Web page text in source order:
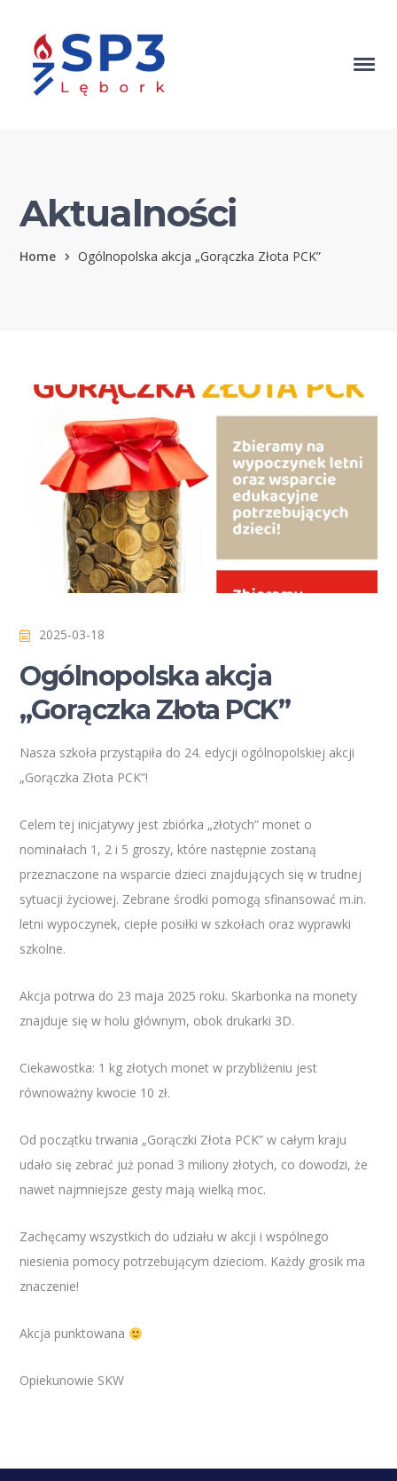
Aktualności
Home Ogólnopolska akcja „Gorączka Złota PCK”
2025-03-18
Ogólnopolska akcja
„Gorączka Złota PCK”
Nasza szkoła przystąpiła do 24. edycji ogólnopolskiej akcji
„Gorączka Złota PCK”!
Celem tej inicjatywy jest zbiórka „złotych” monet o
nominałach 1, 2 i 5 groszy, które następnie zostaną
przeznaczone na wsparcie dzieci znajdujących się w trudnej
sytuacji życiowej. Zebrane środki pomogą sfinansować m.in.
letni wypoczynek, ciepłe posiłki w szkołach oraz wyprawki
szkolne.
Akcja potrwa do 23 maja 2025 roku. Skarbonka na monety
znajduje się w holu głównym, obok drukarki 3D.
Ciekawostka: 1 kg złotych monet w przybliżeniu jest
równoważny kwocie 10 zł.
Od początku trwania „Gorączki Złota PCK” w całym kraju
udało się zebrać już ponad 3 miliony złotych, co dowodzi, że
nawet najmniejsze gesty mają wielką moc.
Zachęcamy wszystkich do udziału w akcji i wspólnego
niesienia pomocy potrzebującym dzieciom. Każdy grosik ma
znaczenie!
Akcja punktowana
Opiekunowie SKW